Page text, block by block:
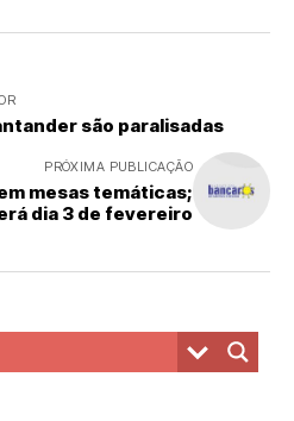
são paralisadas
PRÓXIMA PUBLICAÇÃO
mesas temáticas;
dia 3 de fevereiro